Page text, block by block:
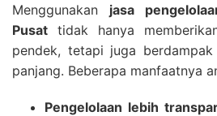
Menggunakan jasa
Pusat tidak hanya
pendek, tetapi juga
panjang. Beberapa manfaatnya
Pengelolaan lebih